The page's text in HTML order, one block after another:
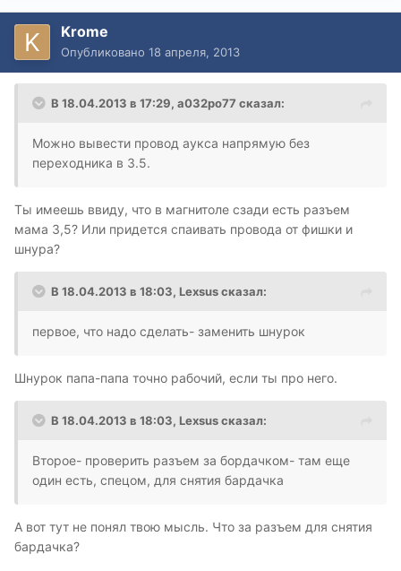
Krome
Опубликовано 18 апреля, 2013
В 18.04.2013 в 17:29, а032ро77 сказал:
Можно вывести провод аукса напрямую без
переходника в 3.5.
Ты имеешь ввиду, что в магнитоле сзади есть разъем
мама 3,5? Или придется спаивать провода от фишки и
шнура?
В 18.04.2013 в 18:03, Lexsus сказал:
первое, что надо сделать- заменить шнурок
Шнурок папа-папа точно рабочий, если ты про него.
В 18.04.2013 в 18:03, Lexsus сказал:
Второе- проверить разъем за бордачком- там еще
один есть, спецом, для снятия бардачка
А вот тут не понял твою мысль. Что за разъем для снятия
бардачка?